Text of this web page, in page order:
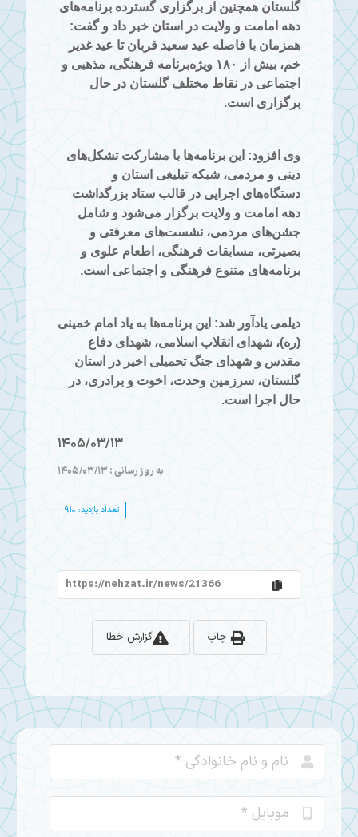
گلستان همچنین از برگزاری گسترده برنامه‌های
دهه امامت و ولایت در استان خبر داد و گفت:
همزمان با فاصله عید سعید قربان تا عید غدیر
خم، بیش از
۱۸۰ ویژه‌برنامه فرهنگی، مذهبی و
اجتماعی در نقاط مختلف گلستان در حال
برگزاری است.
وی افزود: این برنامه‌ها با مشارکت تشکل‌های
دینی و مردمی، شبکه تبلیغی استان و
دستگاه‌های اجرایی در قالب ستاد بزرگداشت
دهه امامت و ولایت برگزار می‌شود و شامل
جشن‌های مردمی، نشست‌های معرفتی و
بصیرتی، مسابقات فرهنگی، اطعام علوی و
برنامه‌های متنوع فرهنگی و اجتماعی است.
دیلمی یادآور شد: این برنامه‌ها به یاد امام خمینی
(ره)، شهدای انقلاب اسلامی، شهدای دفاع
مقدس و شهدای جنگ تحمیلی اخیر در استان
گلستان، سرزمین وحدت، اخوت و برادری، در
حال اجرا است.
1405/03/13
به روز رسانی : 1405/03/13
تعداد بازدید: 910
گزارش خطا چاپ